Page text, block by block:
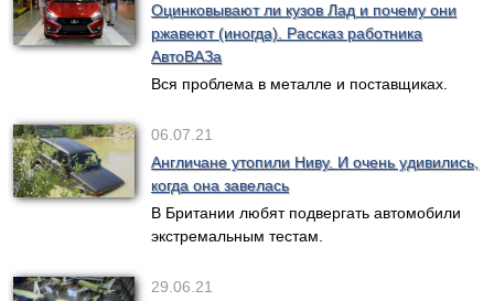
Оцинковывают ли кузов Лад и почему они
ржавеют (иногда). Рассказ работника
АвтоВАЗа
Вся проблема в металле и поставщиках.
06.07.21
Англичане утопили Ниву. И очень удивились,
когда она завелась
В Британии любят подвергать автомобили
экстремальным тестам.
29.06.21